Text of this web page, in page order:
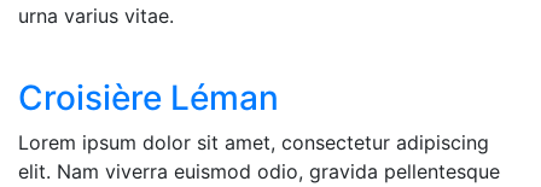
urna varius vitae.
Croisière Léman
Lorem ipsum dolor sit amet, consectetur adipiscing
elit. Nam viverra euismod odio, gravida pellentesque